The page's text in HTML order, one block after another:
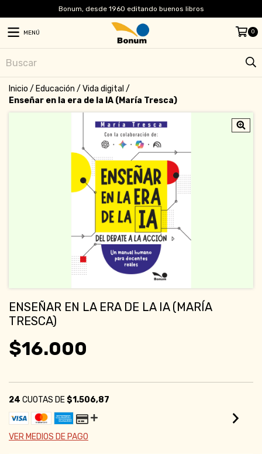
Bonum, desde 1960 editando buenos libros
MENÚ 0
Inicio / Educación / Vida digital /
Enseñar en la era de la IA (María Tresca)
ENSEÑAR EN LA ERA DE LA IA (MARÍA
TRESCA)
$16.000
24 CUOTAS DE$1.506,87
VER MEDIOS DE PAGO